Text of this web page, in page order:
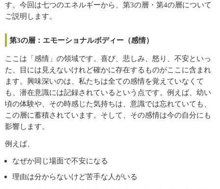
す。今回は七つのエネルギーから、第3の層・第4の層について
ご説明します。
第3の層：エモーショナルボディー（感情）
ここは「感情」の領域です。喜び、悲しみ、怒り、不安といっ
た、目には見えないけれど確かに存在するものがここに含まれ
ます。興味深いのは、私たちは全ての感情を覚えていなくて
も、潜在意識には記録されているという点です。例えば、幼い
頃の体験や、その時感じた気持ちは、意識では忘れていても、
この層に蓄積されています。そして、その感情は今の自分にも
影響します。
例えば、
なぜか同じ場面で不安になる
理由は分からないけど苦手な人がいる